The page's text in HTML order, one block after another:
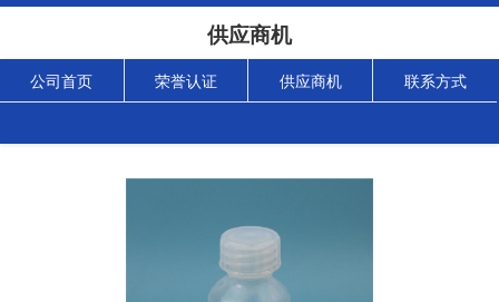
供应商机
公司首页 荣誉认证 供应商机 联系方式